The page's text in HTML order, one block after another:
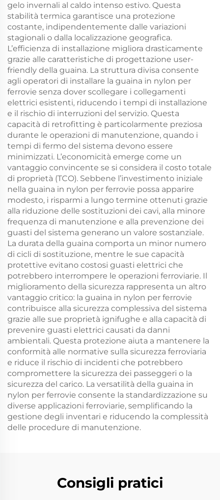
gelo invernali al caldo intenso estivo. Questa
stabilità termica garantisce una protezione
costante, indipendentemente dalle variazioni
stagionali o dalla localizzazione geografica.
L’efficienza di installazione migliora drasticamente
grazie alle caratteristiche di progettazione user-
friendly della guaina. La struttura divisa consente
agli operatori di installare la guaina in nylon per
ferrovie senza dover scollegare i collegamenti
elettrici esistenti, riducendo i tempi di installazione
e il rischio di interruzioni del servizio. Questa
capacità di retrofitting è particolarmente preziosa
durante le operazioni di manutenzione, quando i
tempi di fermo del sistema devono essere
minimizzati. L’economicità emerge come un
vantaggio convincente se si considera il costo totale
di proprietà (TCO). Sebbene l’investimento iniziale
nella guaina in nylon per ferrovie possa apparire
modesto, i risparmi a lungo termine ottenuti grazie
alla riduzione delle sostituzioni dei cavi, alla minore
frequenza di manutenzione e alla prevenzione dei
guasti del sistema generano un valore sostanziale.
La durata della guaina comporta un minor numero
di cicli di sostituzione, mentre le sue capacità
protettive evitano costosi guasti elettrici che
potrebbero interrompere le operazioni ferroviarie. Il
miglioramento della sicurezza rappresenta un altro
vantaggio critico: la guaina in nylon per ferrovie
contribuisce alla sicurezza complessiva del sistema
grazie alle sue proprietà ignifughe e alla capacità di
prevenire guasti elettrici causati da danni
ambientali. Questa protezione aiuta a mantenere la
conformità alle normative sulla sicurezza ferroviaria
e riduce il rischio di incidenti che potrebbero
compromettere la sicurezza dei passeggeri o la
sicurezza del carico. La versatilità della guaina in
nylon per ferrovie consente la standardizzazione su
diverse applicazioni ferroviarie, semplificando la
gestione degli inventari e riducendo la complessità
delle procedure di manutenzione.
Consigli pratici